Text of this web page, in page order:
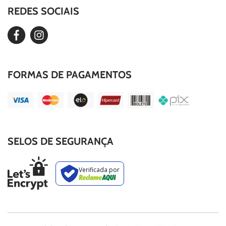
Editar Cookies
Duvidas Frequentes
REDES SOCIAIS
FORMAS DE PAGAMENTOS
SELOS DE SEGURANÇA